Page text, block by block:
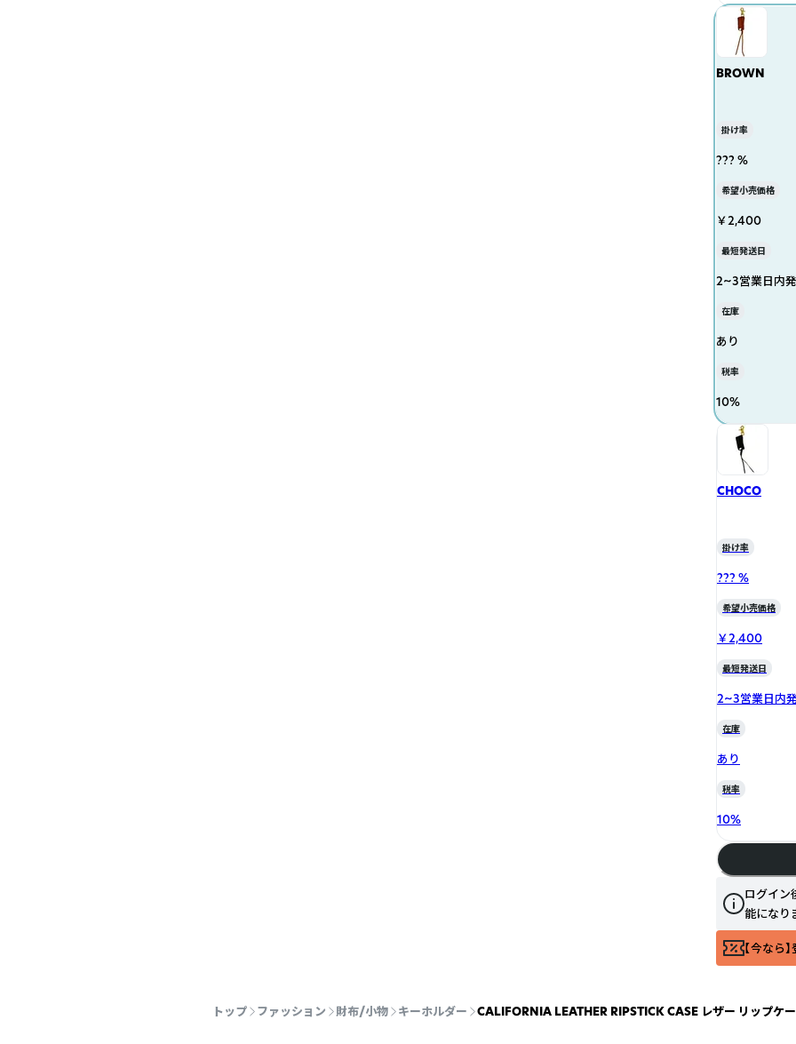
BROWN
掛け率
??? %
希望小売価格
￥2,400
最短発送日
2~3営業日内
在庫
あり
税率
10%
CHOCO
掛け率
??? %
希望小売価格
￥2,400
最短発送日
2~3営業日内
在庫
あり
税率
10%
ログイン
能になり
【今なら
トップ ファッション 財布/小物 キーホルダー CALIFORNIA LEATHER RIPSTICK CASE レザー リップケ